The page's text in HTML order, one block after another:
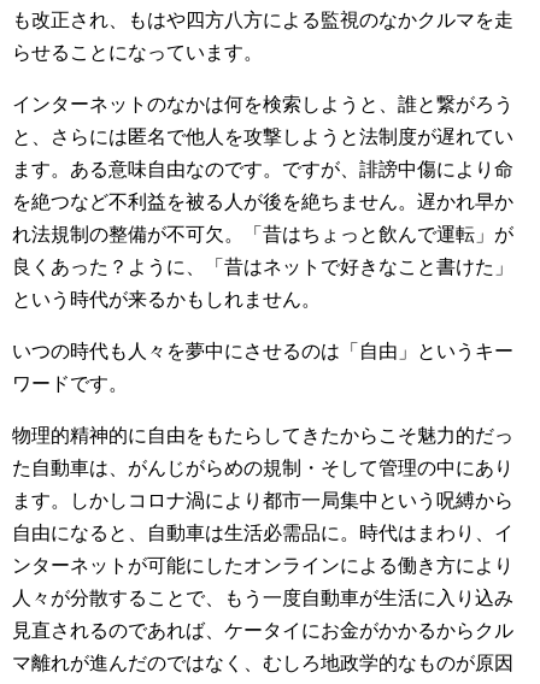
も改正され、もはや四方八方による監視のなかクルマを走
らせることになっています。
インターネットのなかは何を検索しようと、誰と繋がろう
と、さらには匿名で他人を攻撃しようと法制度が遅れてい
ます。ある意味自由なのです。ですが、誹謗中傷により命
を絶つなど不利益を被る人が後を絶ちません。遅かれ早か
れ法規制の整備が不可欠。「昔はちょっと飲んで運転」が
良くあった？ように、「昔はネットで好きなこと書けた」
という時代が来るかもしれません。
いつの時代も人々を夢中にさせるのは「自由」というキー
ワードです。
物理的精神的に自由をもたらしてきたからこそ魅力的だっ
た自動車は、がんじがらめの規制・そして管理の中にあり
ます。しかしコロナ渦により都市一局集中という呪縛から
自由になると、自動車は生活必需品に。時代はまわり、イ
ンターネットが可能にしたオンラインによる働き方により
人々が分散することで、もう一度自動車が生活に入り込み
見直されるのであれば、ケータイにお金がかかるからクル
マ離れが進んだのではなく、むしろ地政学的なものが原因